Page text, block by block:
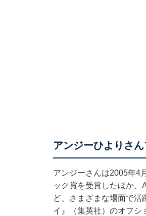
アンジーひよりさ
アンジーさんは2005年4
ック賞を受賞したほか
ど、さまざまな場面で
イ』（集英社）のオフシ